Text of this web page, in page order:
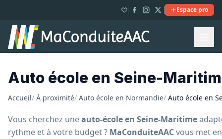
Espace pro
Auto école en Seine-
Accueil/ À proximité/ Auto école en Normandie/ Auto école en
Vous cherchez uneauto-école en Seine-Maritime
rythme et à votre budget ? MaConduiteAACvous met